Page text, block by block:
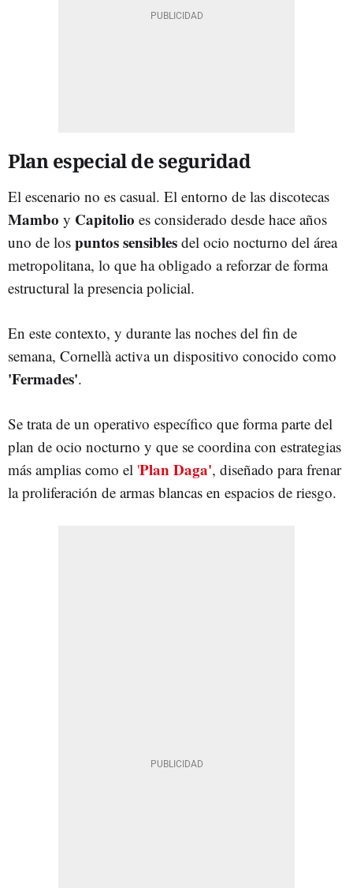
Plan especial de seguridad
El escenario no es casual. El entorno de las discotecas
Mambo y Capitolio es considerado desde hace años
uno de los puntos sensibles del ocio nocturno del área
metropolitana, lo que ha obligado a reforzar de forma
estructural la presencia policial.
En este contexto, y durante las noches del fin de
semana, Cornellà activa un dispositivo conocido como
'Fermades'.
Se trata de un operativo específico que forma parte del
plan de ocio nocturno y que se coordina con estrategias
más amplias como el 'Plan Daga', diseñado para frenar
la proliferación de armas blancas en espacios de riesgo.